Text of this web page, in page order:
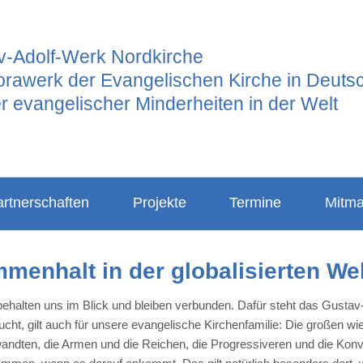
Adolf-Werk Nordkirche
der Evangelischen Kirche in
evangelischer Minderheiten in der Welt
Projekte
Projektkatalog
Projekte der Frauenarbeit
Konfigabe
Termine
in der globalisierten
uns im Blick und bleiben verbunden. Dafür steht das
gilt auch für unsere evangelische Kirchenfamilie: Die großen
die Armen und die Reichen, die Progressiveren und die